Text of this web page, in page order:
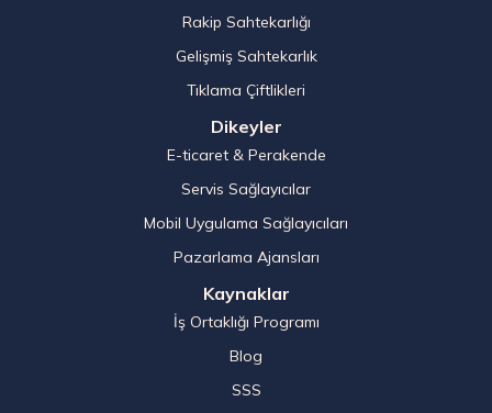
Rakip Sahtekarlığı
Gelişmiş Sahtekarlık
Tıklama Çiftlikleri
Dikeyler
E-ticaret & Perakende
Servis Sağlayıcılar
Mobil Uygulama Sağlayıcıları
Pazarlama Ajansları
Kaynaklar
İş Ortaklığı Programı
Blog
SSS